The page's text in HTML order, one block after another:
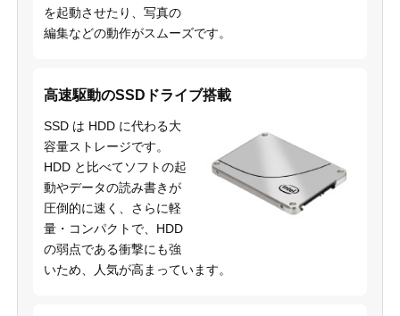
を起動させたり、写真の
編集などの動作がスムーズです。
高速駆動のSSDドライブ搭載
SSD は HDD に代わる大
容量ストレージです。
HDD と比べてソフトの起
動やデータの読み書きが
圧倒的に速く、さらに軽
量・コンパクトで、HDD
の弱点である衝撃にも強
いため、人気が高まっています。